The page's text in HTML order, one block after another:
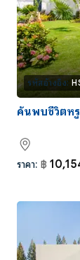
รหัสอ้างอิง:
ค้นพบชีวิตห
ราคา: ฿